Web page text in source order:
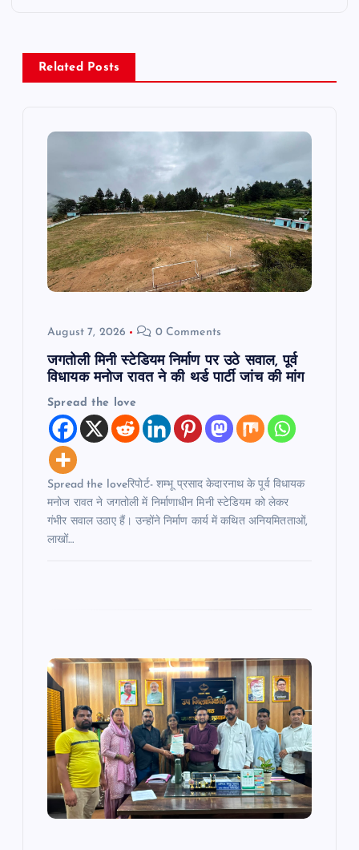
a
Related Posts
August 7, 2026 0 Comments
जगतोली मिनी स्टेडियम निर्माण पर उठे सवाल, पूर्व
विधायक मनोज रावत ने की थर्ड पार्टी जांच की मांग
Spread the love
Spread the loveरिपोर्ट- शम्भू प्रसाद केदारनाथ के पूर्व विधायक
मनोज रावत ने जगतोली में निर्माणाधीन मिनी स्टेडियम को लेकर
गंभीर सवाल उठाए हैं। उन्होंने निर्माण कार्य में कथित अनियमितताओं,
लाखों…